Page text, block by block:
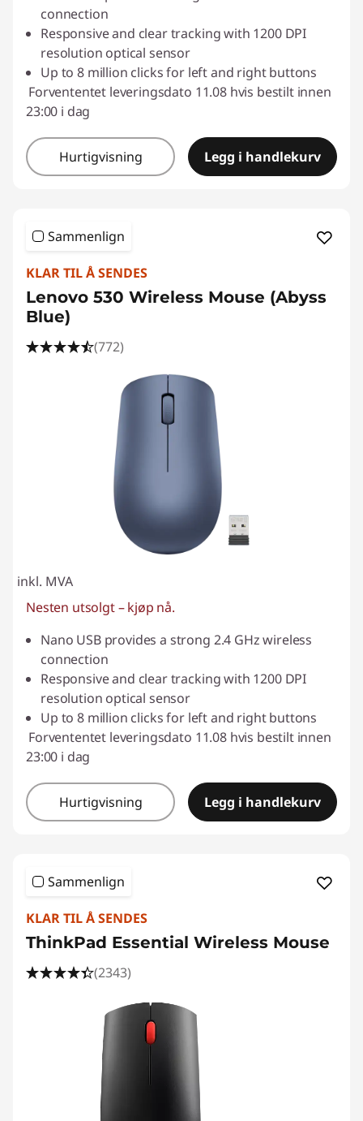
connection
Responsive and clear tracking with 1200 DPI
resolution optical sensor
Up to 8 million clicks for left and right buttons
Forvententet leveringsdato 11.08 hvis bestilt innen
23:00 i dag
Hurtigvisning Legg i handlekurv
Sammenlign
KLAR TIL Å SENDES
Lenovo 530 Wireless Mouse (Abyss
Blue)
(772)
inkl. MVA
Nesten utsolgt – kjøp nå.
Nano USB provides a strong 2.4 GHz wireless
connection
Responsive and clear tracking with 1200 DPI
resolution optical sensor
Up to 8 million clicks for left and right buttons
Forvententet leveringsdato 11.08 hvis bestilt innen
23:00 i dag
Hurtigvisning Legg i handlekurv
Sammenlign
KLAR TIL Å SENDES
ThinkPad Essential Wireless Mouse
(2343)